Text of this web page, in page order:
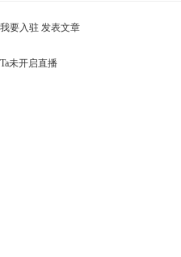
我要入驻 发表文章
Ta未开启直播